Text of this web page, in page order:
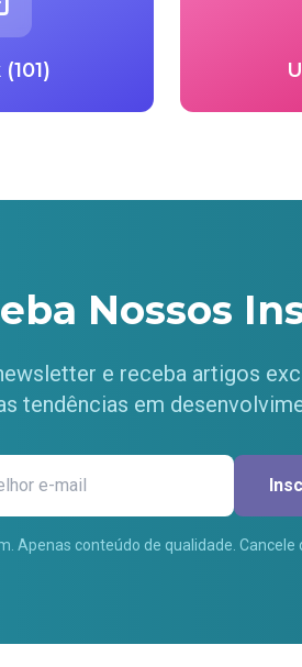
Nossos
e receba artigos
tendências em
Apenas conteúdo de qualidade. Cancele